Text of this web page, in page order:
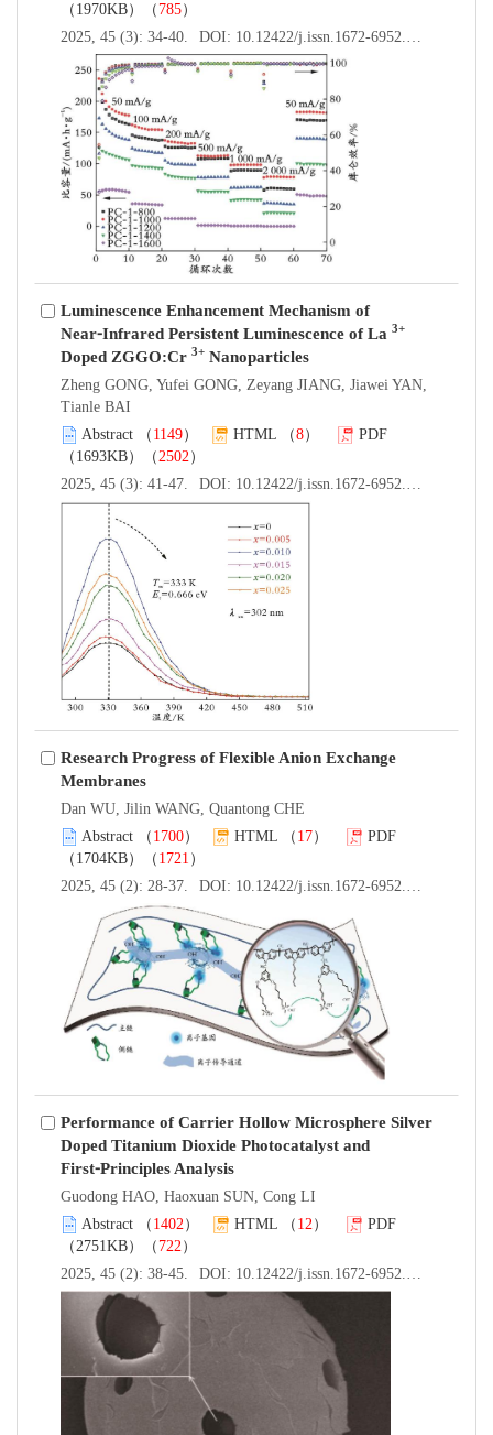
（1970KB）（ 785）
2025, 45 (3): 34-40.
DOI: 10.12422/j.issn.1672-6952.2025.03.005
Luminescence Enhancement Mechanism of
Near⁃Infrared Persistent Luminescence of La 3+
Doped ZGGO:Cr 3+ Nanoparticles
Zheng GONG, Yufei GONG, Zeyang JIANG, Jiawei YAN,
Tianle BAI
Abstract （ 1149） HTML （8）
PDF
（1693KB）（ 2502 ）
2025, 45 (3): 41-47.
DOI: 10.12422/j.issn.1672-6952.2025.03.006
Research Progress of Flexible Anion Exchange
Membranes
Dan WU, Jilin WANG, Quantong CHE
Abstract （ 1700） HTML （ 17）
PDF
（1704KB）（ 1721 ）
2025, 45 (2): 28-37.
DOI: 10.12422/j.issn.1672-6952.2025.02.004
Performance of Carrier Hollow Microsphere Silver
Doped Titanium Dioxide Photocatalyst and
First⁃Principles Analysis
Guodong HAO, Haoxuan SUN, Cong LI
Abstract （ 1402 ） HTML （ 12 ）
PDF
（2751KB）（ 722 ）
2025, 45 (2): 38-45.
DOI: 10.12422/j.issn.1672-6952.2025.02.005